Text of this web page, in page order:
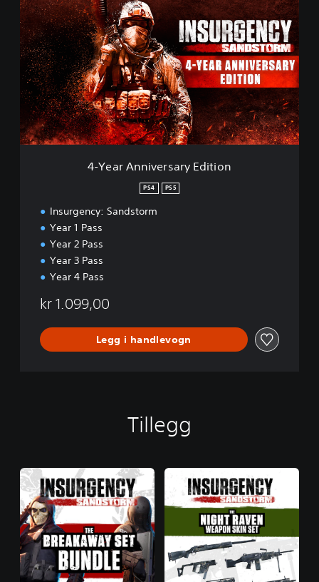
-
Y
e
a
r
A
n
n
v
e
4-Year Anniversary Edition
PS4 PS5
Insurgency: Sandstorm
Year 1 Pass
Year 2 Pass
Year 3 Pass
Year 4 Pass
kr 1.099,00
Legg i handlevogn
Tillegg